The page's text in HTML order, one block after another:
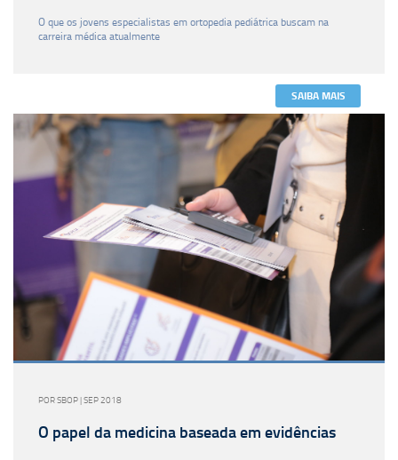
O que os jovens especialistas em ortopedia pediátrica buscam na
carreira médica atualmente
SAIBA MAIS
POR SBOP | SEP 2018
O papel da medicina baseada em evidências